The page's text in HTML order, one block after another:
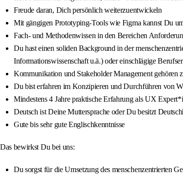
Freude daran, Dich persönlich weiterzuentwickeln
Mit gängigen Prototyping-Tools wie Figma kannst Du
Fach- und Methodenwissen in den Bereichen
Du hast einen soliden Background in der
Informationswissenschaft u.ä.) oder einschlägige
Kommunikation und Stakeholder Management gehören
Du bist erfahren im Konzipieren und Durchführen von
Mindestens 4 Jahre praktische Erfahrung als UX
Deutsch ist Deine Muttersprache oder Du besitzt
Gute bis sehr gute Englischkenntnisse
Das bewirkst Du bei uns:
Du sorgst für die Umsetzung des menschenzentrierten